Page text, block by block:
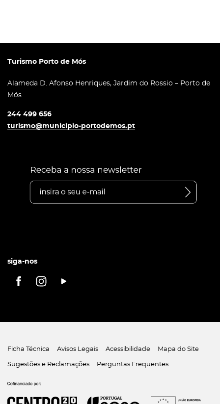
Turismo Porto de Mós
Alameda D. Afonso Henriques, Jardim do Rossio – Porto de
Mós
244 499 656
turismo@municipio-portodemos.pt
siga-nos
Ficha Técnica Avisos Legais Acessibilidade Mapa do Site
Sugestões e Reclamações Perguntas Frequentes